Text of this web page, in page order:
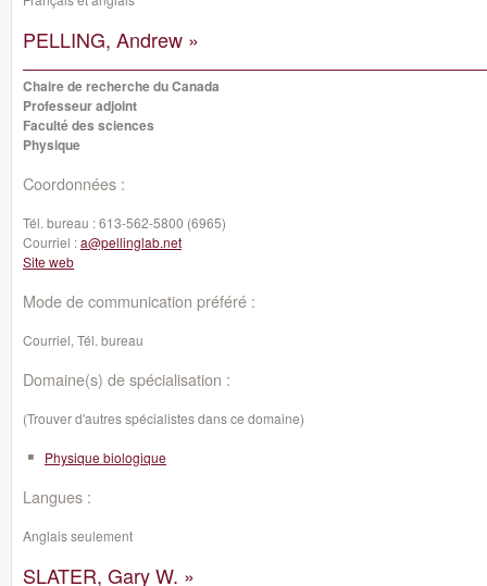
PELLING, Andrew »
Chaire de recherche du Canada
Professeur adjoint
Faculté des sciences
Physique
Coordonnées :
Tél. bureau :613-562-5800 (6965)
Courriel :a@pellinglab.net
Site web
Mode de communication préféré :
Courriel, Tél. bureau
Domaine(s) de spécialisation :
(Trouver d'autres spécialistes dans ce domaine)
Physique biologique
Langues :
Anglais seulement
SLATER, Gary W. »